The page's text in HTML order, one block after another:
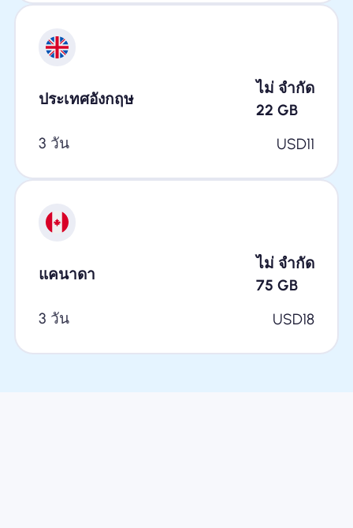
ประเทศอังกฤษ
ไม่ จำกัด
22 GB
3 วัน
USD11
แคนาดา
ไม่ จำกัด
75 GB
3 วัน
USD18